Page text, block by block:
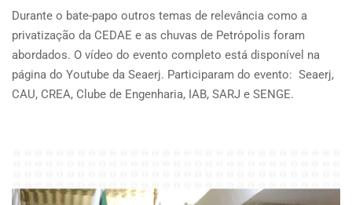
Durante o bate-papo outros temas de relevância como a
privatização da CEDAE e as chuvas de Petrópolis foram
abordados. O vídeo do evento completo está disponível na
página do Youtube da Seaerj. Participaram do evento: Seaerj,
CAU, CREA, Clube de Engenharia, IAB, SARJ e SENGE.